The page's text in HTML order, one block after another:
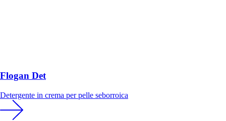
Flogan Det
Detergente in crema per pelle seborroica